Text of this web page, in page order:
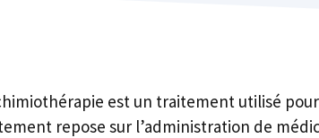
est un traitement utilisé
repose sur l’administration de